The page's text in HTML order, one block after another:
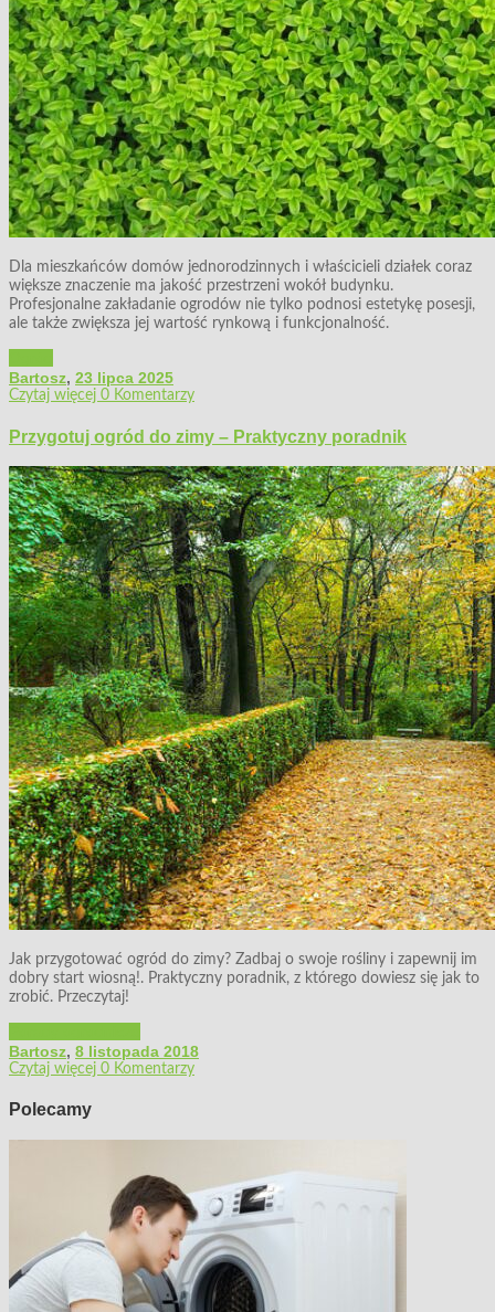
Dla mieszkańców domów jednorodzinnych i właścicieli działek coraz
większe znaczenie ma jakość przestrzeni wokół budynku.
Profesjonalne zakładanie ogrodów nie tylko podnosi estetykę posesji,
ale także zwiększa jej wartość rynkową i funkcjonalność.
Bartosz, 23 lipca 2025
Czytaj więcej 0 Komentarzy
Przygotuj ogród do zimy – Praktyczny poradnik
Jak przygotować ogród do zimy? Zadbaj o swoje rośliny i zapewnij im
dobry start wiosną!. Praktyczny poradnik, z którego dowiesz się jak to
zrobić. Przeczytaj!
Bartosz, 8 listopada 2018
Czytaj więcej 0 Komentarzy
Polecamy